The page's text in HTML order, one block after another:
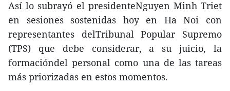
Así lo subrayó el presidenteNguyen Minh Triet
en sesiones sostenidas hoy en Ha Noi con
representantes delTribunal Popular Supremo
(TPS) que debe considerar, a su juicio, la
formacióndel personal como una de las tareas
más priorizadas en estos momentos.